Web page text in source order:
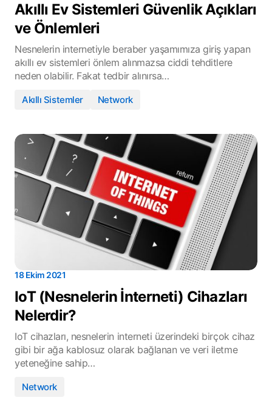
Akıllı Ev Sistemleri Güvenlik Açıkları
ve Önlemleri
Nesnelerin internetiyle beraber yaşamımıza giriş yapan
akıllı ev sistemleri önlem alınmazsa ciddi tehditlere
neden olabilir. Fakat tedbir alınırsa…
Akıllı Sistemler Network
18 Ekim 2021
IoT (Nesnelerin İnterneti) Cihazları
Nelerdir?
IoT cihazları, nesnelerin interneti üzerindeki birçok cihaz
gibi bir ağa kablosuz olarak bağlanan ve veri iletme
yeteneğine sahip…
Network